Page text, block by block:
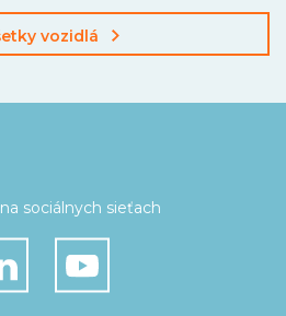
vozidlá
sociálnych sieťach